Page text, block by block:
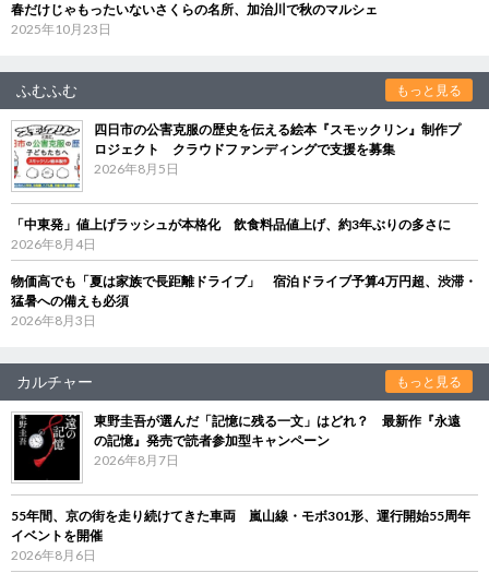
春だけじゃもったいないさくらの名所、加治川で秋のマルシェ
2025年10月23日
ふむふむ もっと見る
四日市の公害克服の歴史を伝える絵本『スモックリン』制作プ
ロジェクト クラウドファンディングで支援を募集
2026年8月5日
「中東発」値上げラッシュが本格化 飲食料品値上げ、約3年ぶりの多さに
2026年8月4日
物価高でも「夏は家族で長距離ドライブ」 宿泊ドライブ予算4万円超、渋滞・
猛暑への備えも必須
2026年8月3日
カルチャー もっと見る
東野圭吾が選んだ「記憶に残る一文」はどれ？ 最新作『永遠
の記憶』発売で読者参加型キャンペーン
2026年8月7日
55年間、京の街を走り続けてきた車両 嵐山線・モボ301形、運行開始55周年
イベントを開催
2026年8月6日